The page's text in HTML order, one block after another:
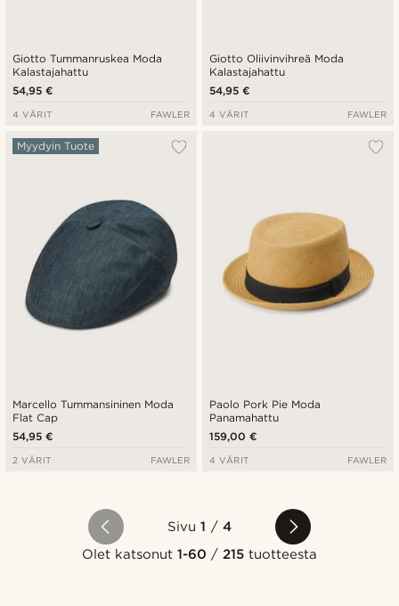
Giotto Tummanruskea Moda
Kalastajahattu
54,95 €
4 VÄRIT FAWLER
Giotto Oliivinvihreä Moda
Kalastajahattu
54,95 €
4 VÄRIT FAWLER
Marcello Tummansininen Moda
Flat Cap
Myydyin Tuote
54,95 €
2 VÄRIT FAWLER
Paolo Pork Pie Moda
Panamahattu
159,00 €
4 VÄRIT FAWLER
Sivu1 / 4
Olet katsonut 1-60 /215 tuotteesta